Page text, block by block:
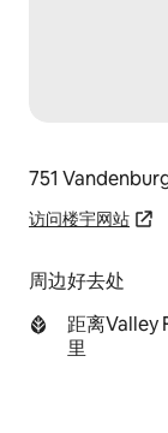
751
访问楼宇网站
周边好去处
距离Valley
里